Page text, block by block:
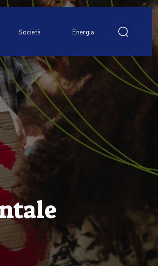
per:
Società Energia